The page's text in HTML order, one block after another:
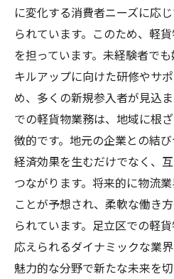
に変化する消費者ニーズに応
られています。このため、軽
を担っています。未経験者で
キルアップに向けた研修やサ
め、多くの新規参入者が見込
での軽貨物業務は、地域に根
徴的です。地元の企業との結び
経済効果を生むだけでなく、
つながります。将来的に物流
ことが予想され、柔軟な働き
られています。足立区での軽
応えられるダイナミックな業
魅力的な分野で新たな未来を